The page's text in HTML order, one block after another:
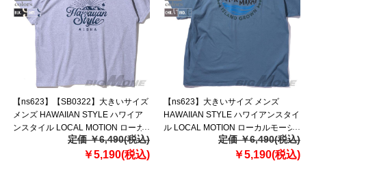
【ns623】【SB0322】大きいサイズ
メンズ HAWAIIAN STYLE ハワイア
ンスタイル LOCAL MOTION ローカ
ルモーション 半袖 プリント Tシャツ
USA直輸入 mts20110az
定価 ￥6,490(税込)
￥5,190(税込)
【ns623】大きいサイズ メンズ
HAWAIIAN STYLE ハワイアンスタイ
ル LOCAL MOTION ローカルモーシ
ョン 半袖 プリント Tシャツ USA直輸
定価 ￥6,490(税込)
￥5,190(税込)